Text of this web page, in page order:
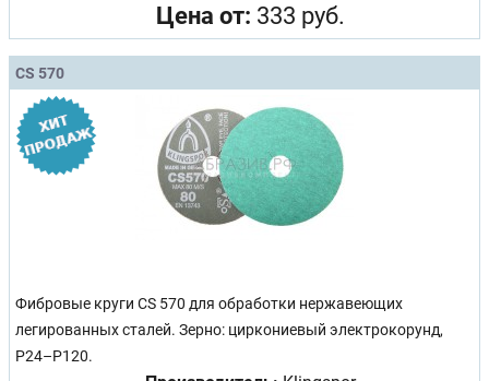
Цена от: 333 руб.
CS 570
Фибровые круги CS 570 для обработки нержавеющих
легированных сталей. Зерно: циркониевый электрокорунд,
P24–P120.